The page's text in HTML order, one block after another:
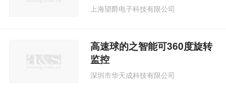
上海望爵电子科技有限公司
高速球的之智能可360度旋转
监控
深圳市华天成科技有限公司